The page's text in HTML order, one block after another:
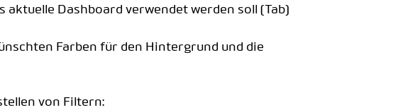
Dashboard verwendet werden soll (Tab)
Farben für den Hintergrund und die
von Filtern: